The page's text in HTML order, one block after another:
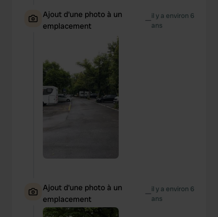
Ajout d'une photo à un
emplacement
—il y a environ 6
ans
Ajout d'une photo à un
emplacement
—il y a environ 6
ans